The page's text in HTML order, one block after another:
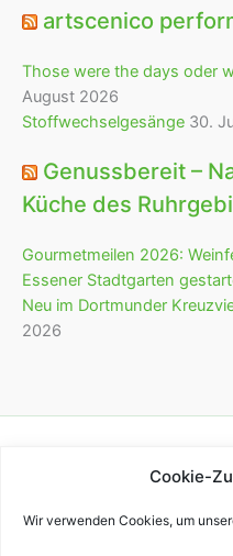
Cookie-
Wir verwenden Cookies, um
artscenico
Those were the days oder
August 2026
Stoffwechselgesänge 30.
Genussbereit –
Küche des
Gourmetmeilen 2026:
Essener Stadtgarten
Neu im Dortmunder
2026
Copyright ©